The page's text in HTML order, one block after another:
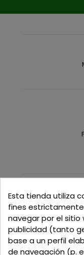
C/
Talavera
Email:
Esta tienda utiliza
fines
navegar por el sitio
publicidad (tanto
base a un perfil
de navegación (p.